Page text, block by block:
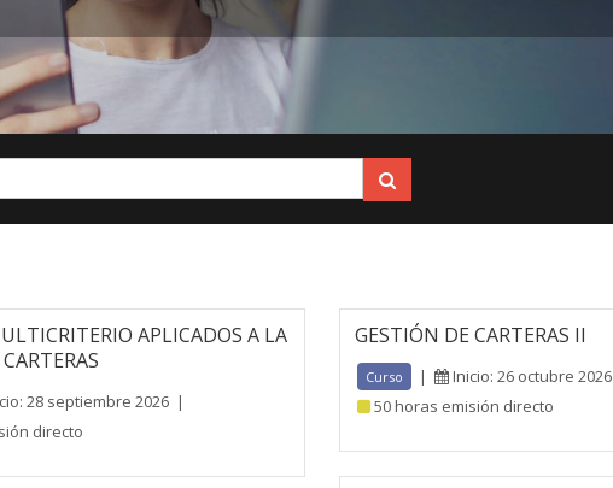
APLICADOS A LA
28 septiembre 2026 |
directo
GESTIÓN DE CARTERAS II
Curso | Inicio: 26 octubre 2026
50 horas emisión directo